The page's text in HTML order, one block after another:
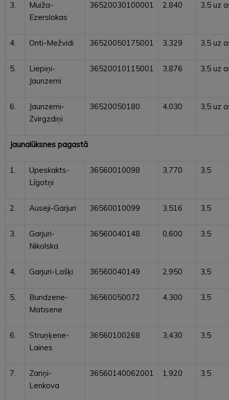
3.
Muiža-
Ezerslokas
36520030100001 2,840 3,5 uz
4. Onti-Mežvidi 36520050175001 3,329 3,5 uz
5.
Liepiņi-
Jaunzemi
36520010115001 3,876 3,5 uz
6.
Jaunzemi-
Zvirgzdiņi
36520050180 4,030 3,5 uz
Jaunalūksnes pagastā
1.
Upeskakts-
Līgotņi
36560010098 3,770 3,5
2. Auseji-Garjuri 36560010099 3,516 3,5
3.
Garjuri-
Nikolska
36560040148 0,600 3,5
4. Garjuri-Lašķi 36560040149 2,950 3,5
5.
Bundzene-
Matisene
36560050072 4,300 3,5
6.
Struņķene-
Laines
36560100268 3,430 3,5
7.
Zariņi-
Lenkova
36560140062001 1,920 3,5